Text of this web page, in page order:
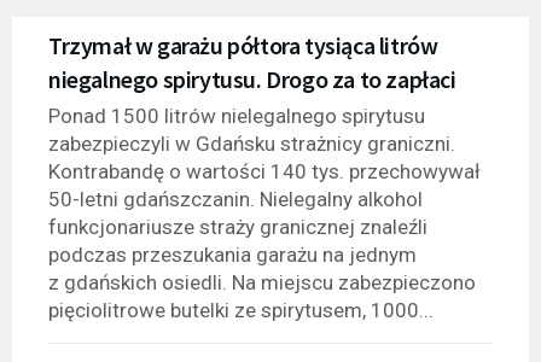
Trzymał w garażu półtora tysiąca litrów
niegalnego spirytusu. Drogo za to zapłaci
Ponad 1500 litrów nielegalnego spirytusu
zabezpieczyli w Gdańsku strażnicy graniczni.
Kontrabandę o wartości 140 tys. przechowywał
50-letni gdańszczanin. Nielegalny alkohol
funkcjonariusze straży granicznej znaleźli
podczas przeszukania garażu na jednym
z gdańskich osiedli. Na miejscu zabezpieczono
pięciolitrowe butelki ze spirytusem, 1000...